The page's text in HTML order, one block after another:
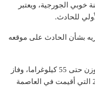
خوبي الجورجية، ويعتبر
للحادث.
بشأن الحادث على موقعه
ويعد تسورتسوميا بطل العالم في فئة الوزن حتى 55 كيلوغراما، وفاز
بالميدالية الذهبية في بطولة العالم 2019 التي أقيمت في العاصمة